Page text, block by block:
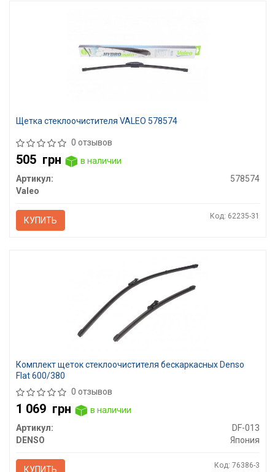
Щетка стеклоочистителя VALEO 578574
0 отзывов
505 грн
в наличии
Артикул:
578574
Valeo
КУПИТЬ Код: 62235-31
Комплект щеток стеклоочистителя бескаркасных Denso
Flat 600/380
0 отзывов
1 069 грн
в наличии
Артикул:
DF-013
DENSO
Япония
КУПИТЬ Код: 76386-3